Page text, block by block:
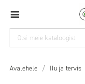
Avalehele / Ilu ja tervis